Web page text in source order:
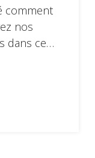
comment
nos
dans ce